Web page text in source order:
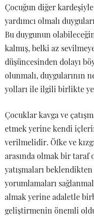
Çocuğun diğer
yardımcı olmalı
Bu duygunun
kalmış, belki az
düşüncesinden dolayı
olunmalı, duygularının
yolları ile ilgili birlikte
Çocuklar kavga ve
etmek yerine kendi
verilmelidir. Öfke ve
arasında olmak bir taraf
yatışmaları
yorumlamaları
almak yerine adaletle
geliştirmenin önemli